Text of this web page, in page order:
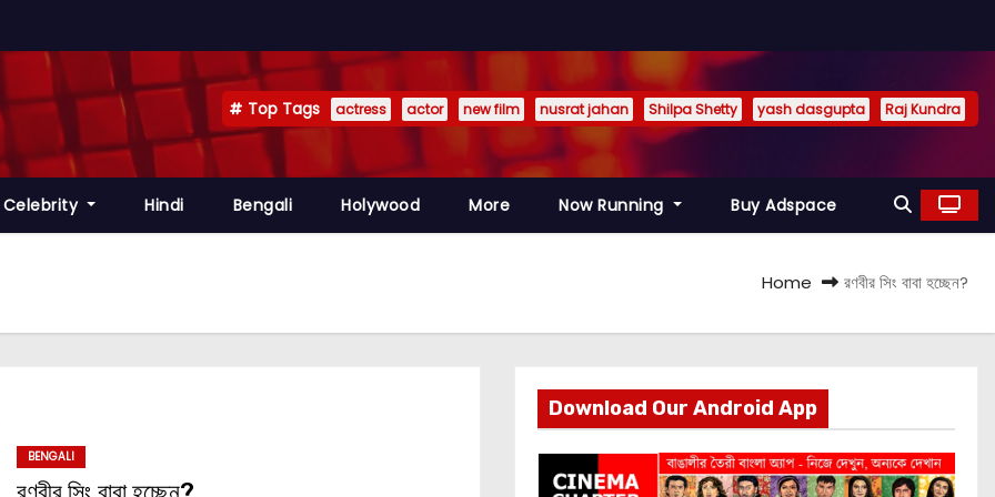
Top Tags actress actor new film nusrat jahan Shilpa Shetty yash dasgupta Raj Kundra
Celebrity Hindi Bengali Holywood More Now Running Buy Adspace
Home রণবীর সিং বাবা হচ্ছেন?
BENGALI
Download Our Android App